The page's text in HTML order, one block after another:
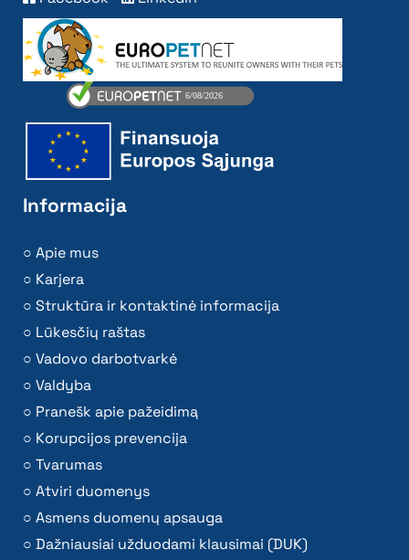
Informacija
Apie mus
Karjera
Struktūra ir kontaktinė informacija
Lūkesčių raštas
Vadovo darbotvarkė
Valdyba
Pranešk apie pažeidimą
Korupcijos prevencija
Tvarumas
Atviri duomenys
Asmens duomenų apsauga
Dažniausiai užduodami klausimai (DUK)